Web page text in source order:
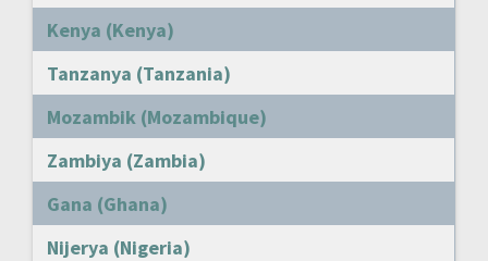
Kenya (Kenya)
Tanzanya (Tanzania)
Mozambik (Mozambique)
Zambiya (Zambia)
Gana (Ghana)
Nijerya (Nigeria)